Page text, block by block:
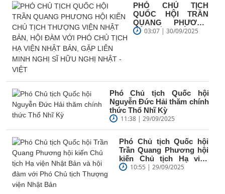
PHÓ CHỦ TỊCH
QUỐC HỘI TRẦN
QUANG PHƯƠNG
HỘI KIẾN CHỦ TỊCH
03:07 | 30/09/2025
Phó Chủ tịch Quốc hội
Nguyễn Đức Hải thăm chính
thức Thổ Nhĩ Kỳ
11:38 | 29/09/2025
Phó Chủ tịch Quốc hội
Trần Quang Phương hội
kiến Chủ tịch Hạ viện
Nhật Bản và hội đàm với
10:55 | 29/09/2025